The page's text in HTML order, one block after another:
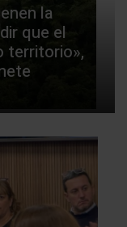
la
que el
territorio»,